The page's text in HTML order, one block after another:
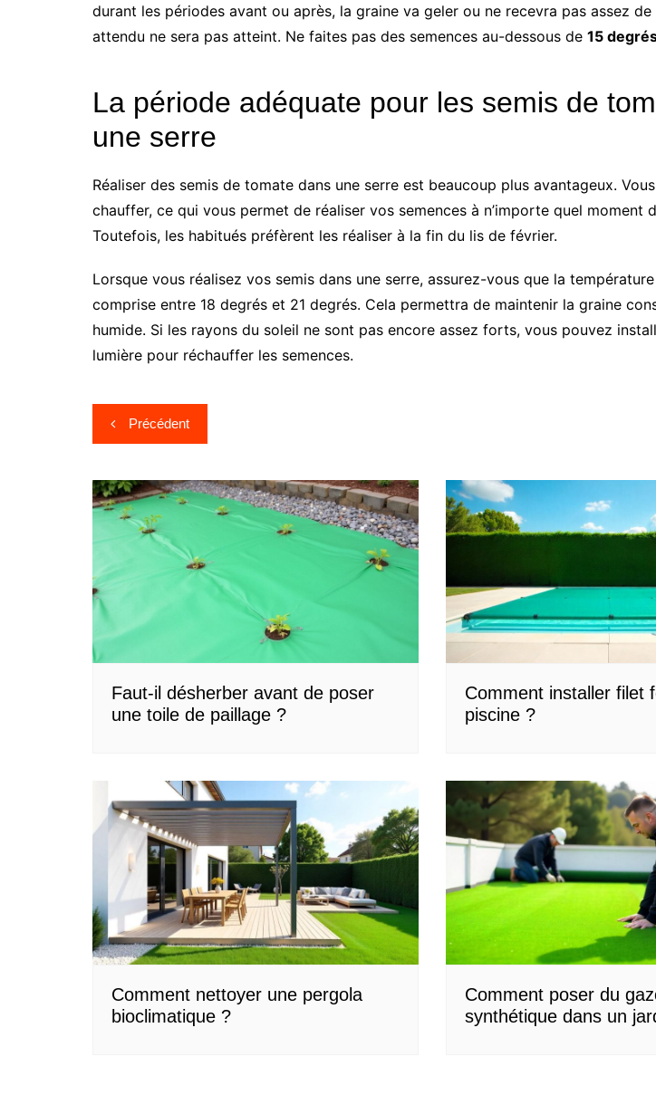
durant les périodes avant ou après, la graine va geler ou ne recevra pas assez
attendu ne sera pas atteint. Ne faites pas des semences au-dessous de 15
La période adéquate pour les semis de
une serre
Réaliser des semis de tomate dans une serre est beaucoup plus avantageux.
chauffer, ce qui vous permet de réaliser vos semences à n’importe quel moment
Toutefois, les habitués préfèrent les réaliser à la fin du lis de février.
Lorsque vous réalisez vos semis dans une serre, assurez-vous que la
comprise entre 18 degrés et 21 degrés. Cela permettra de maintenir la graine
humide. Si les rayons du soleil ne sont pas encore assez forts, vous pouvez
lumière pour réchauffer les semences.
Navigation
de
l’article
Précédent
Faut-il désherber avant de poser
une toile de paillage ?
Comment installer filet
piscine ?
Comment nettoyer une pergola
bioclimatique ?
Comment poser du
synthétique dans un